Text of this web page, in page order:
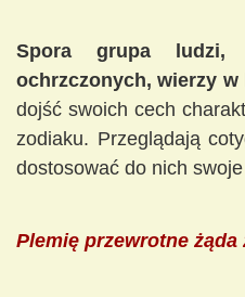
Spora grupa
ochrzczonych, wierzy w
dojść swoich cech
zodiaku. Przeglądają
dostosować do nich
Plemię przewrotne